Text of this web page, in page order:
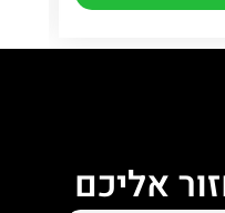
אליכם